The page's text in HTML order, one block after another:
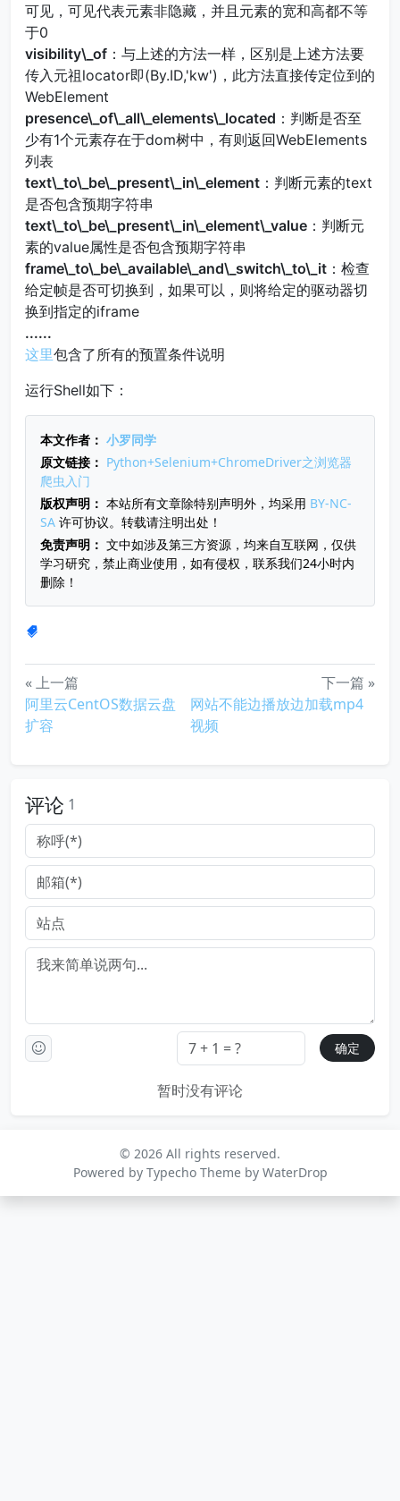
可见，可见代表元素非隐藏，并且元素的宽和高都不等
于0
visibility\_of ：与上述的方法一样，区别是上述方法要
传入元祖locator即(By.ID,'kw')，此方法直接传定位到的
WebElement
presence\_of\_all\_elements\_located ：判断是否至
少有1个元素存在于dom树中，有则返回WebElements
列表
text\_to\_be\_present\_in\_element ：判断元素的text
是否包含预期字符串
text\_to\_be\_present\_in\_element\_value ：判断元
素的value属性是否包含预期字符串
frame\_to\_be\_available\_and\_switch\_to\_it ：检查
给定帧是否可切换到，如果可以，则将给定的驱动器切
换到指定的iframe
......
这里包含了所有的预置条件说明
运行Shell如下：
本文作者： 小罗同学
原文链接： Python+Selenium+ChromeDriver之浏览器
爬虫入门
版权声明： 本站所有文章除特别声明外，均采用 BY-NC-
SA 许可协议。转载请注明出处！
免责声明： 文中如涉及第三方资源，均来自互联网，仅供
学习研究，禁止商业使用，如有侵权，联系我们24小时内
删除！
« 上一篇
阿里云CentOS数据云盘
扩容
下一篇 »
网站不能边播放边加载mp4
视频
评论 1
暂时没有评论
© 2026 All rights reserved.
Powered by TypechoTheme by WaterDrop